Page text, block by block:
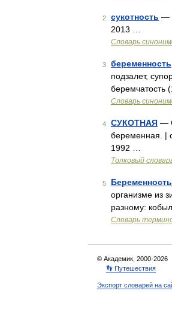
2 сукотность —
2013 …
Словарь
3 беременность
подзалет,
беремчатость
Словарь
4 СУКОТНАЯ —
беременная. |
1992 …
Толковый
5 Беременность
организме из
разному:
Словарь
© Академик, 2000-2026
👣 Путешествия
Экспорт словарей на